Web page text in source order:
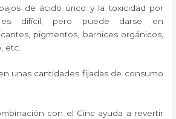
de ácido úrico y la toxicidad por
es difícil, pero puede darse en
pigmentos, barnices orgánicos,
etc.
unas cantidades fijadas de consumo
con el Cinc ayuda a revertir